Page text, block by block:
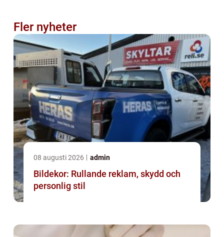
Fler nyheter
08 augusti 2026 admin
Bildekor: Rullande reklam, skydd och
personlig stil